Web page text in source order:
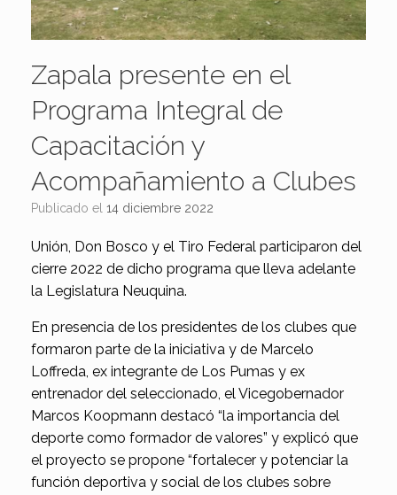
Zapala presente en el
Programa Integral de
Capacitación y
Acompañamiento a Clubes
Publicado el 14 diciembre 2022
Unión, Don Bosco y el Tiro Federal participaron del
cierre 2022 de dicho programa que lleva adelante
la Legislatura Neuquina.
En presencia de los presidentes de los clubes que
formaron parte de la iniciativa y de Marcelo
Loffreda, ex integrante de Los Pumas y ex
entrenador del seleccionado, el Vicegobernador
Marcos Koopmann destacó “la importancia del
deporte como formador de valores” y explicó que
el proyecto se propone “fortalecer y potenciar la
función deportiva y social de los clubes sobre